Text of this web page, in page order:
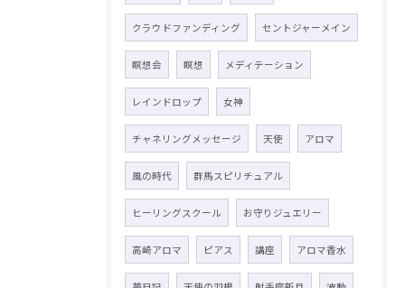
クラウドファンディング セントジャーメイン
瞑想会 瞑想 メディテーション
レインドロップ 女神
チャネリングメッセージ 天使 アロマ
風の時代 群馬スピリチュアル
ヒーリングスクール お守りジュエリー
高崎アロマ ピアス 講座 アロマ香水